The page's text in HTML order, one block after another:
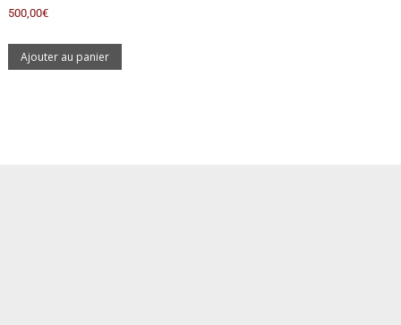
500,00€
Ajouter au panier